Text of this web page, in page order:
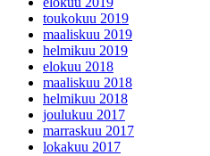
toukokuu 2019
maaliskuu 2019
helmikuu 2019
elokuu 2018
maaliskuu 2018
helmikuu 2018
joulukuu 2017
marraskuu 2017
lokakuu 2017